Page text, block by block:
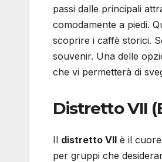
passi dalle principali
comodamente a piedi.
scoprire i caffè storici.
souvenir. Una delle
che vi permetterà di
Distretto VII
Il distretto VII è il
per gruppi che